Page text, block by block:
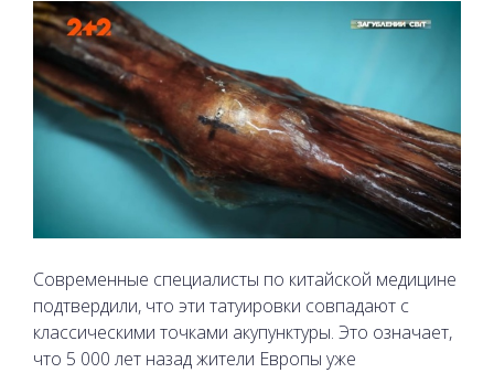
Современные специалисты по китайской медицине
подтвердили, что эти татуировки совпадают с
классическими точками акупунктуры. Это означает,
что 5 000 лет назад жители Европы уже